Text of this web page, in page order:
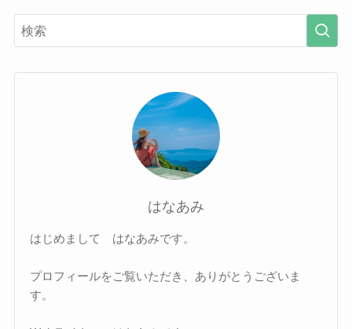
はなあみ
はじめまして はなあみです。
プロフィールをご覧いただき、ありがとうございま
す。